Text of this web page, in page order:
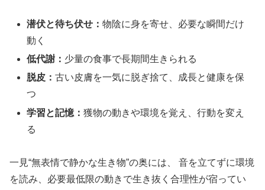
潜伏と待ち伏せ：物陰に身を寄せ、必要な瞬間だけ
動く
低代謝： 少量の食事で長期間生きられる
脱皮：古い皮膚を一気に脱ぎ捨て、成長と健康を保
つ
学習と記憶：獲物の動きや環境を覚え、行動を変え
る
一見“無表情で静かな生き物”の奥には、 音を立てずに環境
を読み、必要最低限の動きで生き抜く合理性が宿ってい